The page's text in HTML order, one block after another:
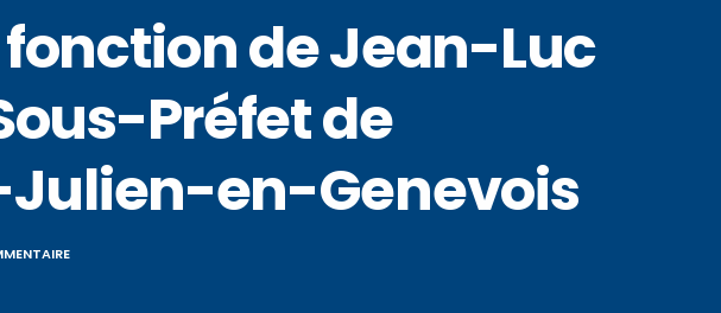
de Jean-Luc
Préfet de
Julien-en-Genevois